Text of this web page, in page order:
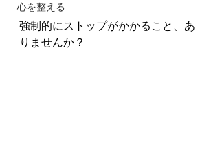
心を整える
強制的にストップがかかること、あ
りませんか？